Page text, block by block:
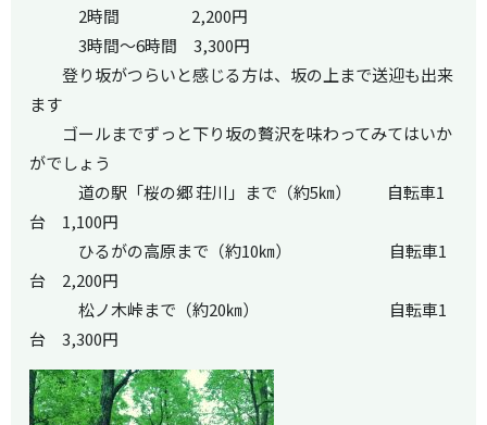
2時間 2,200円
3時間～6時間 3,300円
登り坂がつらいと感じる方は、坂の上まで送迎も出来
ます
ゴールまでずっと下り坂の贅沢を味わってみてはいか
がでしょう
道の駅「桜の郷 荘川」まで（約5㎞） 自転車1
台 1,100円
ひるがの高原まで（約10㎞） 自転車1
台 2,200円
松ノ木峠まで（約20㎞） 自転車1
台 3,300円